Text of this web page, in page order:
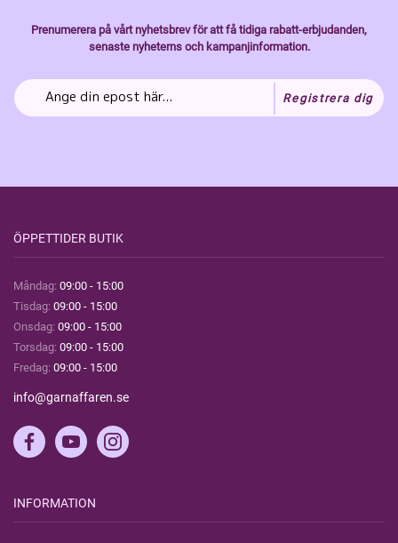
Prenumerera på vårt nyhetsbrev för att få tidiga rabatt-erbjudanden,
senaste nyheterns och kampanjinformation.
Registrera dig
ÖPPETTIDER BUTIK
Måndag: 09:00 - 15:00
Tisdag: 09:00 - 15:00
Onsdag: 09:00 - 15:00
Torsdag: 09:00 - 15:00
Fredag: 09:00 - 15:00
info@garnaffaren.se
INFORMATION